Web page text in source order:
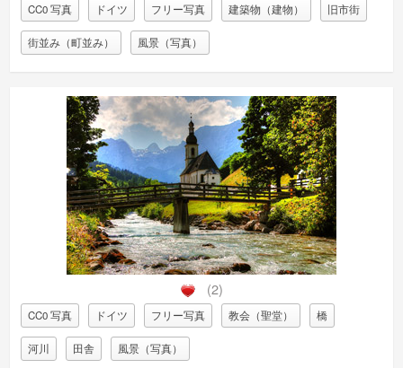
CC0 写真 ドイツ フリー写真 建築物（建物） 旧市街
街並み（町並み） 風景（写真）
(2)
CC0 写真 ドイツ フリー写真 教会（聖堂） 橋
河川 田舎 風景（写真）